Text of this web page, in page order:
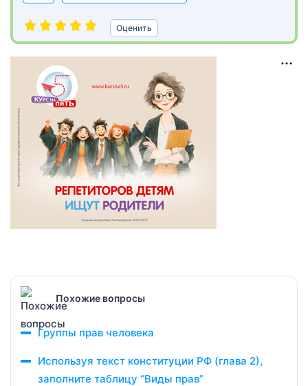
Оценить
Похожие вопросы
Группы прав человека
Используя текст конституции РФ (глава 2),
заполните таблицу “Виды прав”